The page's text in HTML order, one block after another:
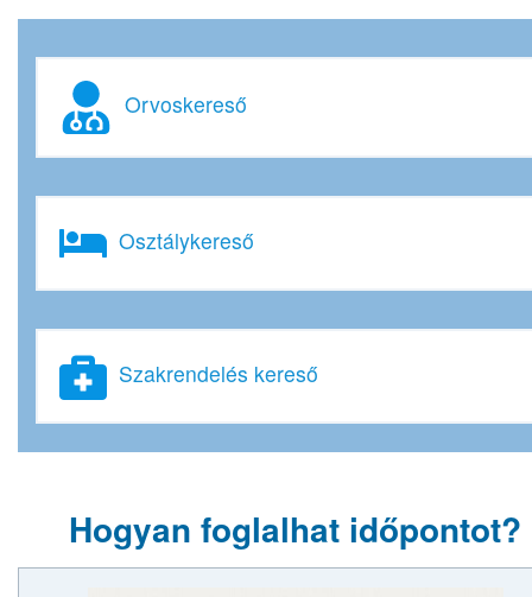
Orvoskereső
Osztálykereső
Szakrendelés kereső
Hogyan foglalhat időpontot?